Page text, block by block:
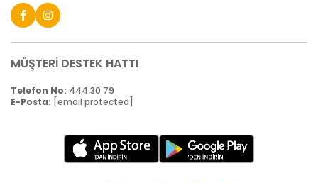
MÜŞTERİ DESTEK HATTI
Telefon No: 444 30 79
E-Posta: [email protected]